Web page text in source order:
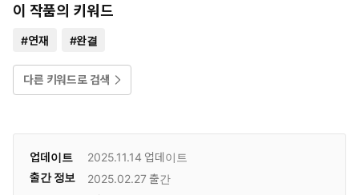
이 작품의 키워드
#연재 #완결
다른 키워드로 검색
업데이트 2025.11.14 업데이트
출간 정보
2025.02.27 출간